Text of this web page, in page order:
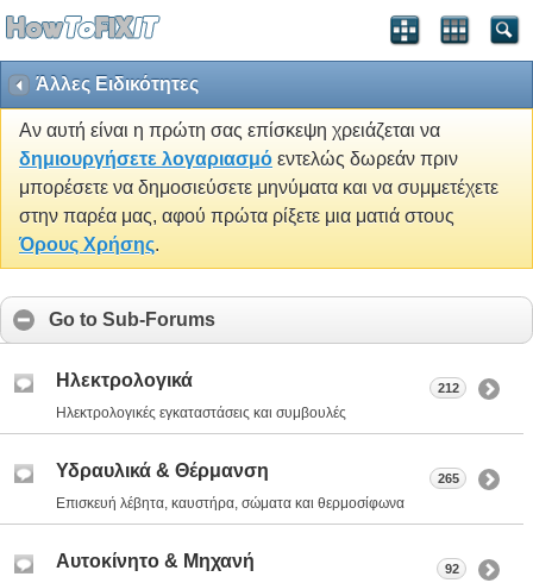
Άλλες Ειδικότητες
Αν αυτή είναι η πρώτη σας επίσκεψη χρειάζεται να
δημιουργήσετε λογαριασμό εντελώς δωρεάν πριν
μπορέσετε να δημοσιεύσετε μηνύματα και να συμμετέχετε
στην παρέα μας, αφού πρώτα ρίξετε μια ματιά στους
Όρους Χρήσης.
Go to Sub-Forums
Ηλεκτρολογικά
Ηλεκτρολογικές εγκαταστάσεις και συμβουλές
212
Υδραυλικά & Θέρμανση
Επισκευή λέβητα, καυστήρα, σώματα και θερμοσίφωνα
265
Αυτοκίνητο & Μηχανή 92